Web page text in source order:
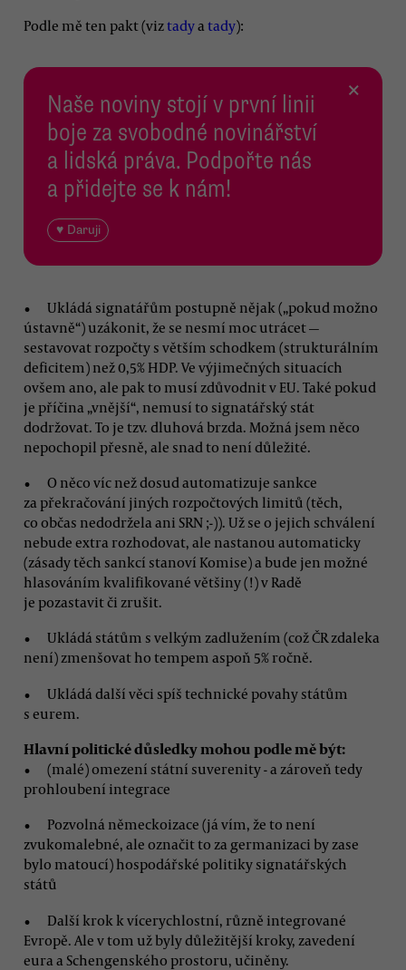
Podle mě ten pakt (viztadya tady):
Naše noviny stojí v první linii
boje za svobodné novinářství
a lidská práva. Podpořte nás
a přidejte se k nám!
♥ Daruji
×
Ukládá signatářům postupně nějak („pokud možno
ústavně“) uzákonit, že se nesmí moc utrácet —
sestavovat rozpočty s větším schodkem (strukturálním
deficitem) než 0,5% HDP. Ve výjimečných situacích
ovšem ano, ale pak to musí zdůvodnit v EU. Také pokud
je příčina „vnější“, nemusí to signatářský stát
dodržovat. To je tzv. dluhová brzda. Možná jsem něco
nepochopil přesně, ale snad to není důležité.
O něco víc než dosud automatizuje sankce
za překračování jiných rozpočtových limitů (těch,
co občas nedodržela ani SRN ;-)). Už se o jejich schválení
nebude extra rozhodovat, ale nastanou automaticky
(zásady těch sankcí stanoví Komise) a bude jen možné
hlasováním kvalifikované většiny (!) v Radě
je pozastavit či zrušit.
Ukládá státům s velkým zadlužením (což ČR zdaleka
není) zmenšovat ho tempem aspoň 5% ročně.
Ukládá další věci spíš technické povahy státům
s eurem.
Hlavní politické důsledky mohou podle mě být:
(malé) omezení státní suverenity - a zároveň tedy
prohloubení integrace
Pozvolná německoizace (já vím, že to není
zvukomalebné, ale označit to za germanizaci by zase
bylo matoucí) hospodářské politiky signatářských
států
Další krok k vícerychlostní, různě integrované
Evropě. Ale v tom už byly důležitější kroky, zavedení
eura a Schengenského prostoru, učiněny.